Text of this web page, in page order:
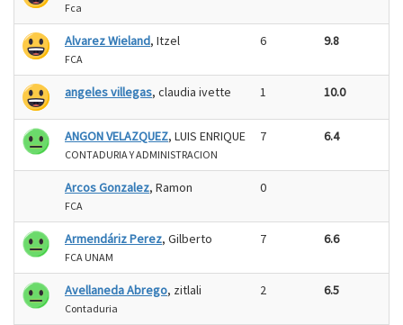
Fca
Alvarez Wieland, Itzel
FCA
6 9.8
angeles villegas, claudia ivette 1 10.0
ANGON VELAZQUEZ, LUIS ENRIQUE
CONTADURIA Y ADMINISTRACION
7 6.4
Arcos Gonzalez, Ramon
FCA
0
Armendáriz Perez, Gilberto
FCA UNAM
7 6.6
Avellaneda Abrego, zitlali
Contaduria
2 6.5